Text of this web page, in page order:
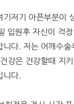
저기 아픈부분이
입원후 자신이 걱
니다. 저는 어깨수
강은 건강할때 지
니다.